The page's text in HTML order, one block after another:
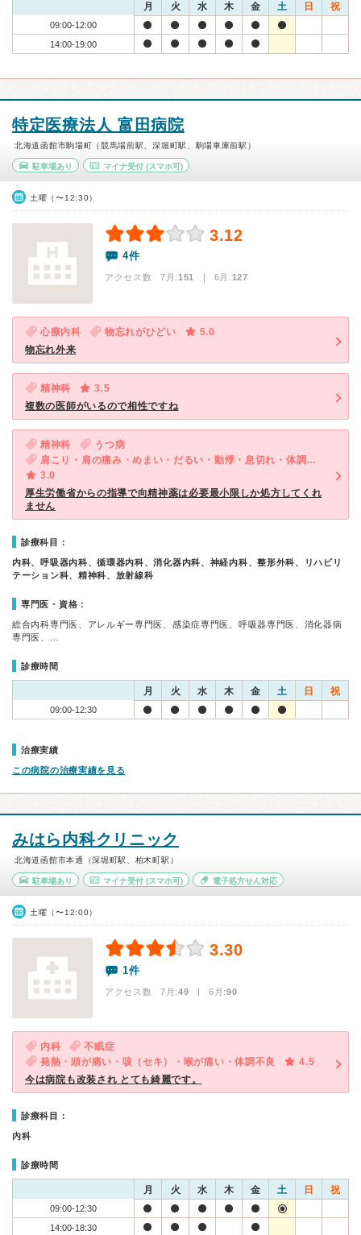
月 火 水 木 金 土 日 祝
09:00-12:00
14:00-19:00
特定医療法人 富田病院
北海道函館市駒場町（競馬場前駅、深堀町駅、駒場車庫前駅）
駐車場あり マイナ受付(スマホ可)
土曜（〜12:30）
3.12
4件
アクセス数 7月:151 | 6月:127
心療内科 物忘れがひどい
5.0
物忘れ外来
精神科
3.5
複数の医師がいるので相性ですね
精神科
うつ病
肩こり・肩の痛み・めまい・だるい・動悸・息切れ・体調不良・ED（男性）・気が滅入る・不安
3.0
厚生労働省からの指導で向精神薬は必要最小限しか処方してくれ
ません
診療科目：
内科、呼吸器内科、循環器内科、消化器内科、神経内科、整形外科、リハビリ
テーション科、精神科、放射線科
専門医・資格：
総合内科専門医、アレルギー専門医、感染症専門医、呼吸器専門医、消化器病
専門医、…
診療時間
月 火 水 木 金 土 日 祝
09:00-12:30
治療実績
この病院の治療実績を見る
みはら内科クリニック
北海道函館市本通（深堀町駅、柏木町駅）
駐車場あり マイナ受付(スマホ可) 電子処方せん対応
土曜（〜12:00）
3.30
1件
アクセス数 7月:49 | 6月:90
内科
不眠症
発熱・頭が痛い・咳（セキ）・喉が痛い・体調不良
4.5
今は病院も改装され とても綺麗です。
診療科目：
内科
診療時間
月 火 水 木 金 土 日 祝
09:00-12:30
14:00-18:30